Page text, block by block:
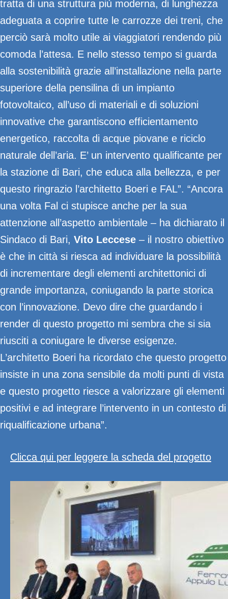
tratta di una struttura più moderna, di lunghezza
adeguata a coprire tutte le carrozze dei treni, che
perciò sarà molto utile ai viaggiatori rendendo più
comoda l’attesa. E nello stesso tempo si guarda
alla sostenibilità grazie all’installazione nella parte
superiore della pensilina di un impianto
fotovoltaico, all’uso di materiali e di soluzioni
innovative che garantiscono efficientamento
energetico, raccolta di acque piovane e riciclo
naturale dell’aria. E’ un intervento qualificante per
la stazione di Bari, che educa alla bellezza, e per
questo ringrazio l’architetto Boeri e FAL”. “Ancora
una volta Fal ci stupisce anche per la sua
attenzione all’aspetto ambientale – ha dichiarato il
Sindaco di Bari, Vito Leccese – il nostro obiettivo
è che in città si riesca ad individuare la possibilità
di incrementare degli elementi architettonici di
grande importanza, coniugando la parte storica
con l’innovazione. Devo dire che guardando i
render di questo progetto mi sembra che si sia
riusciti a coniugare le diverse esigenze.
L’architetto Boeri ha ricordato che questo progetto
insiste in una zona sensibile da molti punti di vista
e questo progetto riesce a valorizzare gli elementi
positivi e ad integrare l’intervento in un contesto di
riqualificazione urbana”.
Clicca qui per leggere la scheda del progetto